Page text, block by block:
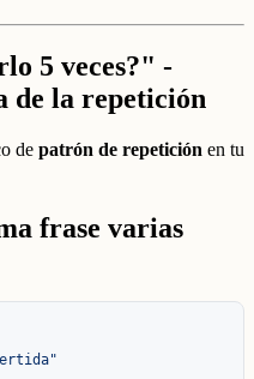
5 veces?" -
de la repetición
de patrón de repetición en tu
frase varias